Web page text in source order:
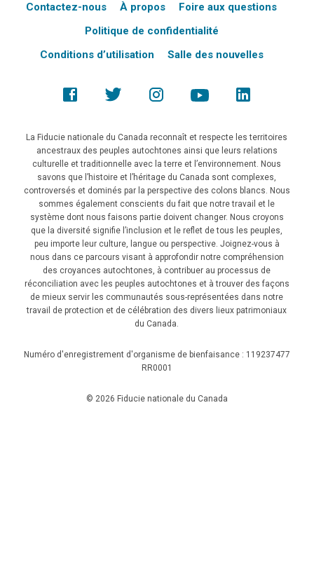
Contactez-nous À propos
Foire aux questions
Politique de confidentialité
Conditions d’utilisation
Salle des nouvelles
La Fiducie nationale du Canada reconnaît et respecte les territoires
ancestraux des peuples autochtones ainsi que leurs relations
culturelle et traditionnelle avec la terre et l’environnement. Nous
savons que l’histoire et l’héritage du Canada sont complexes,
controversés et dominés par la perspective des colons blancs. Nous
sommes également conscients du fait que notre travail et le
système dont nous faisons partie doivent changer. Nous croyons
que la diversité signifie l’inclusion et le reflet de tous les peuples,
peu importe leur culture, langue ou perspective. Joignez-vous à
nous dans ce parcours visant à approfondir notre compréhension
des croyances autochtones, à contribuer au processus de
réconciliation avec les peuples autochtones et à trouver des façons
de mieux servir les communautés sous-représentées dans notre
travail de protection et de célébration des divers lieux patrimoniaux
du Canada.
Numéro d'enregistrement d'organisme de bienfaisance : 119237477
RR0001
© 2026 Fiducie nationale du Canada